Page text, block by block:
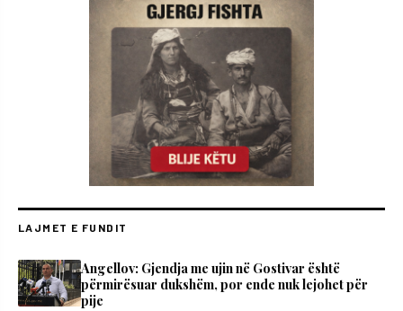
LAJMET E FUNDIT
Angellov: Gjendja me ujin në Gostivar është
përmirësuar dukshëm, por ende nuk lejohet për
pije